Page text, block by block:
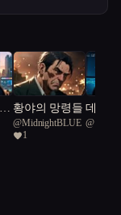
황야의 망령들
@MidnightBLUE
1
데이
자, 아
@미르